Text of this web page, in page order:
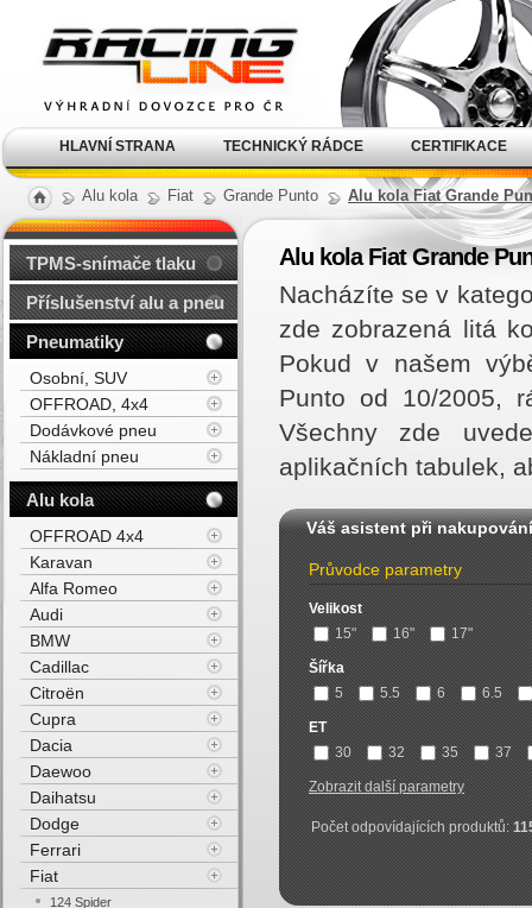
Alu kola Fiat Grande Punto Alu kola Fiat Grande
Alu kola Fiat Grande
Nacházíte se v
zde zobrazená litá
Pokud v našem
Punto od 10/2005,
Všechny zde
aplikačních tabulek,
Váš asistent při nakupování
Průvodce parametry
Velikost
15"
16" 17"
Šířka
5
5.5 6 6.5
ET
30
32 35 37
Zobrazit další parametry
Počet odpovídajících produktů:
TPMS-snímače tlaku
Příslušenství alu a pneu
Pneumatiky
Osobní, SUV
OFFROAD, 4x4
Dodávkové pneu
Nákladní pneu
Alu kola
OFFROAD 4x4
Karavan
Alfa Romeo
Audi
BMW
Cadillac
Citroën
Cupra
Dacia
Daewoo
Daihatsu
Dodge
Ferrari
Fiat
124 Spider
kola Racing Line
HLAVNÍ STRANA TECHNICKÝ RÁDCE CERTIFIKACE